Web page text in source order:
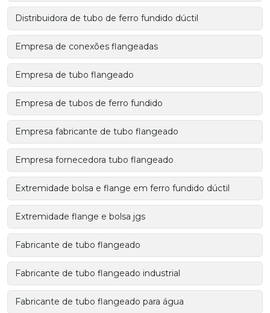
Distribuidora de tubo de ferro fundido dúctil
Empresa de conexões flangeadas
Empresa de tubo flangeado
Empresa de tubos de ferro fundido
Empresa fabricante de tubo flangeado
Empresa fornecedora tubo flangeado
Extremidade bolsa e flange em ferro fundido dúctil
Extremidade flange e bolsa jgs
Fabricante de tubo flangeado
Fabricante de tubo flangeado industrial
Fabricante de tubo flangeado para água